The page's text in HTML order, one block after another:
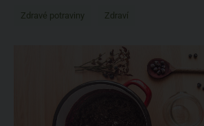
Zdravé potraviny Zdraví